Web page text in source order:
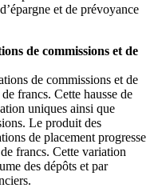
et de prévoyance
de commissions et de
de commissions et de
francs. Cette hausse de
uniques ainsi que
Le produit des
de placement progresse
francs. Cette variation
des dépôts et par